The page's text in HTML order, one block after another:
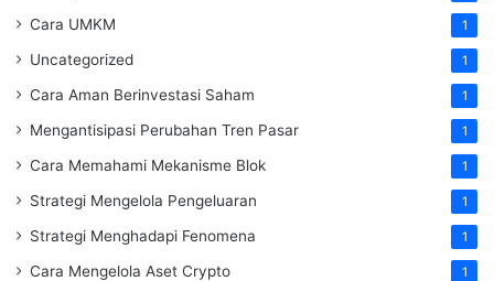
Cara UMKM 1
Uncategorized 1
Cara Aman Berinvestasi Saham 1
Mengantisipasi Perubahan Tren Pasar 1
Cara Memahami Mekanisme Blok 1
Strategi Mengelola Pengeluaran 1
Strategi Menghadapi Fenomena 1
Cara Mengelola Aset Crypto 1